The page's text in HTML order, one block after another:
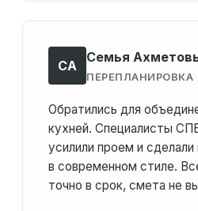
СА
Семья
ПЕРЕПЛАНИРОВКА
Обратились для
кухней. Специалисты
усилили проем и
в современном стиле.
точно в срок, смета не